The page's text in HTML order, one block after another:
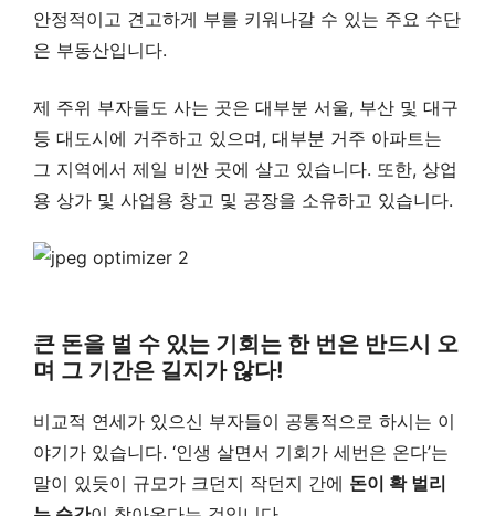
안정적이고 견고하게 부를 키워나갈 수 있는 주요 수단
은 부동산입니다.
제 주위 부자들도 사는 곳은 대부분 서울, 부산 및 대구
등 대도시에 거주하고 있으며, 대부분 거주 아파트는
그 지역에서 제일 비싼 곳에 살고 있습니다. 또한, 상업
용 상가 및 사업용 창고 및 공장을 소유하고 있습니다.
큰 돈을 벌 수 있는 기회는 한 번은 반드시 오
며 그 기간은 길지가 않다!
비교적 연세가 있으신 부자들이 공통적으로 하시는 이
야기가 있습니다. ‘인생 살면서 기회가 세번은 온다’는
말이 있듯이 규모가 크던지 작던지 간에 돈이 확 벌리